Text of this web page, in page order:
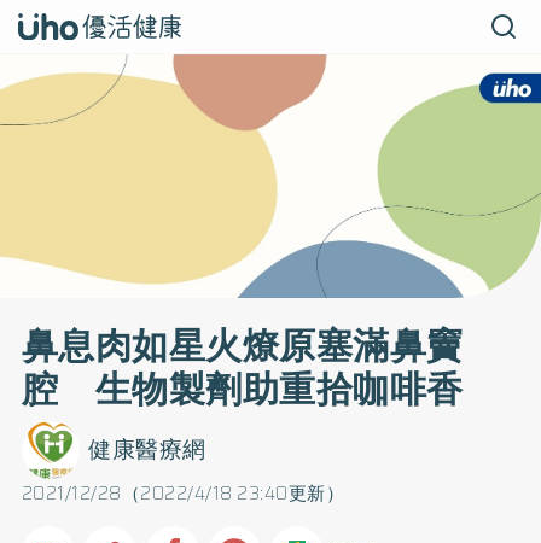
鼻息肉如星火燎原塞滿鼻竇
腔 生物製劑助重拾咖啡香
2021/12/28（2022/4/18 23:40更新）
健康醫療網